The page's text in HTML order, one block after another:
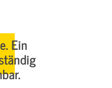
Ein